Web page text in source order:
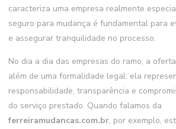
caracteriza uma empresa realmente
seguro para mudança é fundamental para
e assegurar tranquilidade no processo.
No dia a dia das empresas do ramo, a
além de uma formalidade legal: ela
responsabilidade, transparência e
do serviço prestado. Quando falamos da
ferreiramudancas.com.br, por exemplo,